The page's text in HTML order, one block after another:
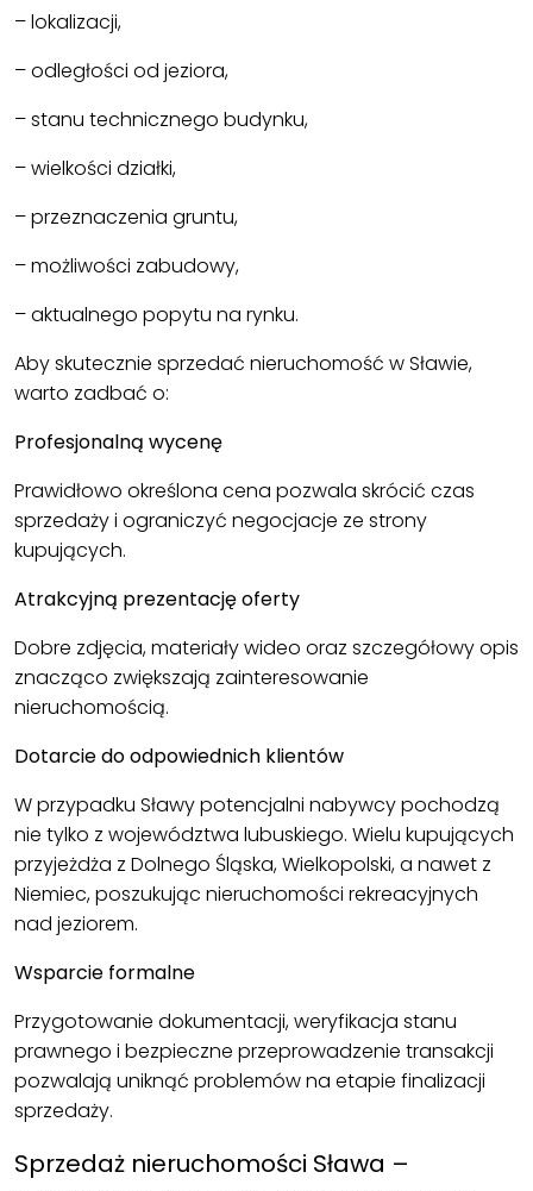
– lokalizacji,
– odległości od jeziora,
– stanu technicznego budynku,
– wielkości działki,
– przeznaczenia gruntu,
– możliwości zabudowy,
– aktualnego popytu na rynku.
Aby skutecznie sprzedać nieruchomość w Sławie,
warto zadbać o:
Profesjonalną wycenę
Prawidłowo określona cena pozwala skrócić czas
sprzedaży i ograniczyć negocjacje ze strony
kupujących.
Atrakcyjną prezentację oferty
Dobre zdjęcia, materiały wideo oraz szczegółowy opis
znacząco zwiększają zainteresowanie
nieruchomością.
Dotarcie do odpowiednich klientów
W przypadku Sławy potencjalni nabywcy pochodzą
nie tylko z województwa lubuskiego. Wielu kupujących
przyjeżdża z Dolnego Śląska, Wielkopolski, a nawet z
Niemiec, poszukując nieruchomości rekreacyjnych
nad jeziorem.
Wsparcie formalne
Przygotowanie dokumentacji, weryfikacja stanu
prawnego i bezpieczne przeprowadzenie transakcji
pozwalają uniknąć problemów na etapie finalizacji
sprzedaży.
Sprzedaż nieruchomości Sława –